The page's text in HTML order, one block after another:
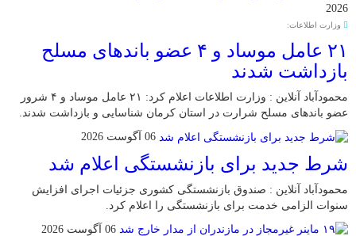
2026
وزارت اطلاعات:
۲۱ عامل موساد و ۴ عضو باند‌های مسلح
بازداشت شدند
محمودآباد آنلاین : وزارت اطلاعات اعلام کرد: ۲۱ عامل موساد و ۴ شرور
عضو باند‌های مسلح شرارت در استان کرمان شناسایی و بازداشت شدند.
06 آگوست 2026
شرط جدید برای بازنشستگی اعلام شد
محمودآباد آنلاین : صندوق بازنشستگی کشوری جزئیات اجرای افزایش
سنوات الزامی خدمت برای بازنشستگی را اعلام کرد.
06 آگوست 2026